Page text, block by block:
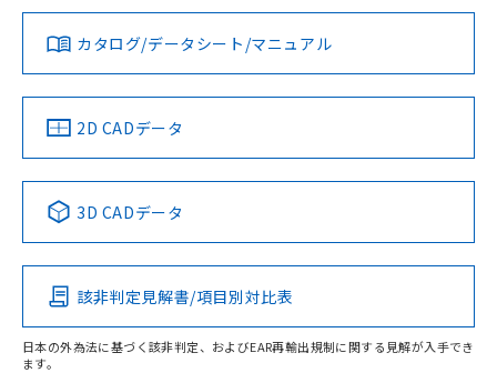
ダウンロードデータをご利用いただく前に、以下を必ずお読
みください。
ソフトウェアの使用条件
対応済み
中国 RoHS 注意事項・凡例
Pb Hg Cd Cr(VI)
O
LR型式承認
（イギリス
船舶規格）
DNV型式承認
（ノルウェー
BV型式承認
（フランス
KR型式
（韓国
No No No No
この製品の規格認証/適合状況ページへ
その他の認証はこちらのページからご検索ください
カタログ/データシート/マニュアル
2D CADデータ
3D CADデータ
該非判定見解書/項目別対比表
日本の外為法に基づく該非判定、およびEAR再輸出規制に関する見解が入手でき
ます。
していることから、特段のことがない限
り、2022年1月12日より割愛しておりま